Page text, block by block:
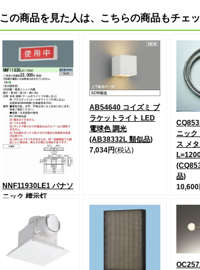
この商品を見た人は、こちらの商品もチェ
NNF11930LE1 パナソ
ニック 標示灯
(税込)
AB54640 コイズミ ブ
ラケットライト LED
電球色 調光
(AB38332L 類似品)
7,034円(税込)
ニック
ス メ
品)
10,600